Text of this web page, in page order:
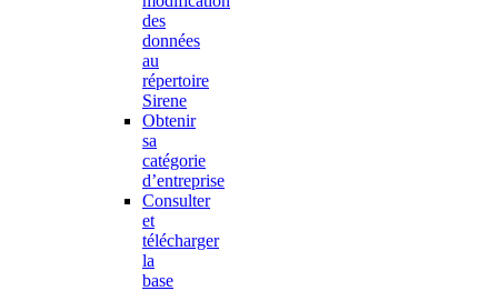
des
données
au
répertoire
Sirene
Obtenir
sa
catégorie
d’entreprise
Consulter
et
télécharger
la
base